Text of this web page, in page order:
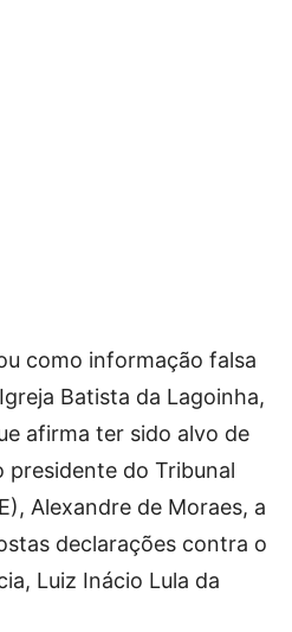
como informação falsa
Batista da Lagoinha,
afirma ter sido alvo de
presidente do Tribunal
Alexandre de Moraes, a
declarações contra o
Luiz Inácio Lula da